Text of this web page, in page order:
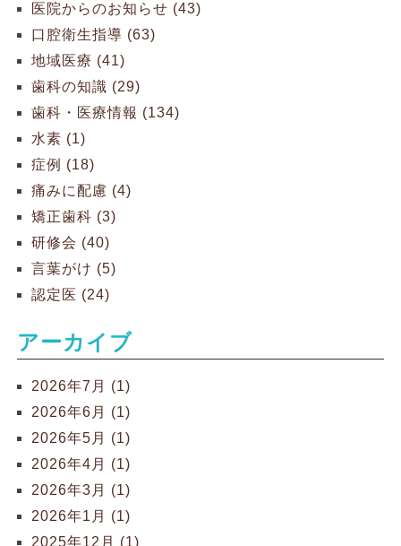
医院からのお知らせ (43)
口腔衛生指導 (63)
地域医療 (41)
歯科の知識 (29)
歯科・医療情報 (134)
水素 (1)
症例 (18)
痛みに配慮 (4)
矯正歯科 (3)
研修会 (40)
言葉がけ (5)
認定医 (24)
アーカイブ
2026年7月 (1)
2026年6月 (1)
2026年5月 (1)
2026年4月 (1)
2026年3月 (1)
2026年1月 (1)
2025年12月 (1)